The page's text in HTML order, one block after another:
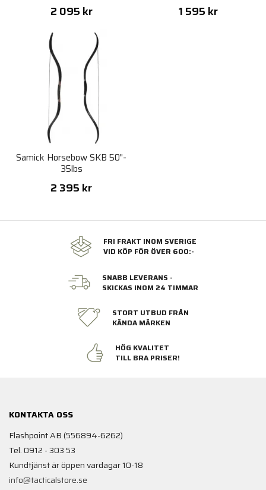
27" RH
2 095 kr 1 595 kr
Samick Horsebow SKB 50"-
35lbs
2 395 kr
FRI FRAKT INOM SVERIGE
VID KÖP FÖR ÖVER 600:-
SNABB LEVERANS -
SKICKAS INOM 24 TIMMAR
STORT UTBUD FRÅN
KÄNDA MÄRKEN
HÖG KVALITET
TILL BRA PRISER!
KONTAKTA OSS
Flashpoint AB (556894-6262)
Tel. 0912 - 303 53
Kundtjänst är öppen vardagar 10-18
info@tacticalstore.se